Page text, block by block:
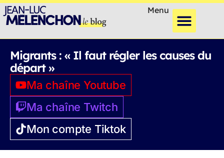
Menu
Migrants : « Il faut régler les causes du
départ »
Ma chaîne Youtube
Ma chaîne Twitch
Mon compte Tiktok